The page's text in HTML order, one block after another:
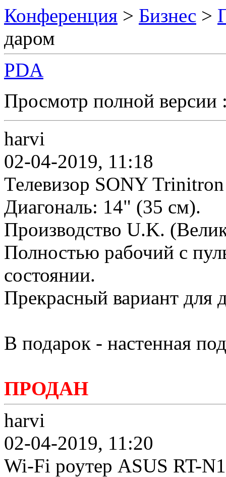
Конференция > Бизнес >
даром
PDA
Просмотр полной
harvi
02-04-2019, 11:18
Телевизор SONY
Диагональ: 14" (35 см).
Производство U.K.
Полностью рабочий с
состоянии.
Прекрасный вариант для
В подарок - настенная
ПРОДАН
harvi
02-04-2019, 11:20
Wi-Fi роутер ASUS RT-